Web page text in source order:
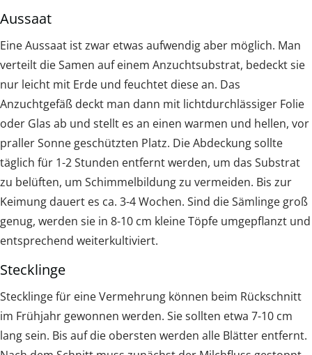
Aussaat
Eine Aussaat ist zwar etwas aufwendig aber möglich. Man
verteilt die Samen auf einem Anzuchtsubstrat, bedeckt sie
nur leicht mit Erde und feuchtet diese an. Das
Anzuchtgefäß deckt man dann mit lichtdurchlässiger Folie
oder Glas ab und stellt es an einen warmen und hellen, vor
praller Sonne geschützten Platz. Die Abdeckung sollte
täglich für 1-2 Stunden entfernt werden, um das Substrat
zu belüften, um Schimmelbildung zu vermeiden. Bis zur
Keimung dauert es ca. 3-4 Wochen. Sind die Sämlinge groß
genug, werden sie in 8-10 cm kleine Töpfe umgepflanzt und
entsprechend weiterkultiviert.
Stecklinge
Stecklinge für eine Vermehrung können beim Rückschnitt
im Frühjahr gewonnen werden. Sie sollten etwa 7-10 cm
lang sein. Bis auf die obersten werden alle Blätter entfernt.